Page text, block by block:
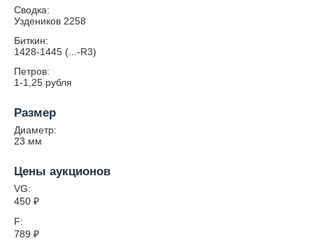
Сводка:
Уздеников 2258
Биткин:
1428-1445 (...-R3)
Петров:
1-1,25 рубля
Размер
Диаметр:
23 мм
Цены аукционов
VG:
450 ₽
F:
789 ₽